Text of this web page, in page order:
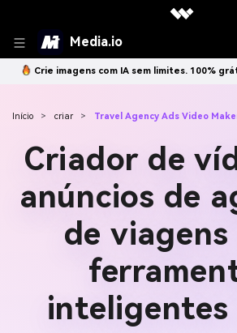
Media.io
Crie imagens com IA sem limites. 100%
Início > criar > Travel Agency Ads Video
Criador de
anúncios de
de viagens
inteligentes